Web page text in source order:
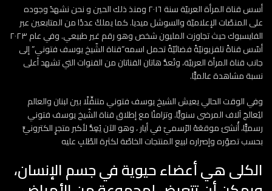
أسس قناة المرأة العربيّة سنة ٢٠١٦ ومنذ ذلك الحين و نحن نشهدُ وجوده
على المنصّات الإعلاميّة والسوشل ميديا. كما يملكُ عددًا من المتابعين عبر
الفايسبوك حيث تجاوزت المليون شخص وهو رقم غير طبيعي. وفي عام ٢٠٢٣
أسّس قناةً تلفزيونيّةً فضائيّةً تحمل اسمه”قناة الشّيخ يوسف فتوني” إلى
جانب قناة المرأة العربيّة، وتُعدُّ هاتان القناتان من القنوات التي تشهد أعلى
نسبة مشاهدة عالميًّا.
وفي الوقت الحالي يعيش الشيخ يوسف فتوني متنقِّلًا بين لبنان والعالم
ليُعالجَ آلاف المرضى سنويًّا. وتزامنًا مع إطلاق قناة الشّيخ يوسف فتوني
رسميًّا، أُنشئ موقعَهُ الرّسميّ في أيار ، وهو الآن يُعِدُّ لأكبر متجرٍ الكترونيٍّ
بحسب تصوّره وإصراره لبيع المنتجات الخاصّة لكثرة الطّلبِ عليه
الكلى هي أعضاء حيوية في جسم الإنسان،